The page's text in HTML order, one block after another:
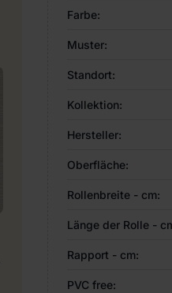
Farbe:
Muster:
Standort:
Kollektion:
Hersteller:
Oberfläche:
Rollenbreite - cm:
Länge der Rolle -
Rapport - cm:
PVC free: